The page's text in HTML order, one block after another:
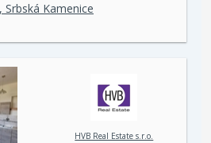
Kamenice
HVB Real Estate s.r.o.